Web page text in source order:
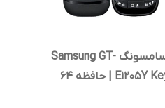
گوشی سامسونگ Samsung GT-
E1205Y Keystone | حافظه ۶۴